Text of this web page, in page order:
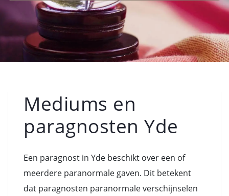
Mediums en
paragnosten Yde
Een paragnost in Yde beschikt over een of
meerdere paranormale gaven. Dit betekent
dat paragnosten paranormale verschijnselen